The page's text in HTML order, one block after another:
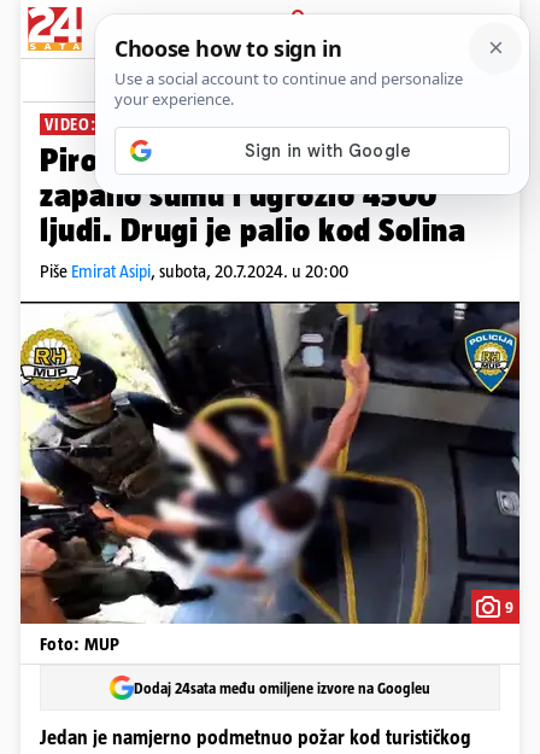
PRIJAVA
News Komentari
VIDEO: SPEKTAKULARNO HAPŠENJE
Piromani haraju! Upaljačem je
zapalio šumu i ugrozio 4500
ljudi. Drugi je palio kod Solina
Piše Emirat Asipi, subota, 20.7.2024. u 20:00
9
Foto: MUP
Dodaj 24sata među omiljene izvore na Googleu
Jedan je namjerno podmetnuo požar kod turističkog